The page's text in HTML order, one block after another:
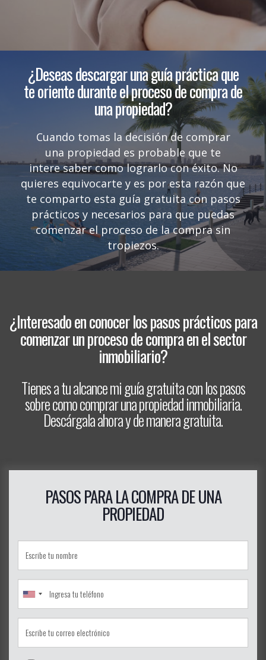
¿Deseas descargar una guía práctica que
te oriente durante el proceso de compra de
una propiedad?
Cuando tomas la decisión de comprar
una propiedad es probable que te
intere saber como lograrlo con éxito. No
quieres equivocarte y es por esta razón que
te comparto esta guía gratuita con pasos
prácticos y necesarios para que puedas
comenzar el proceso de la compra sin
tropiezos.
¿Interesado en conocer los pasos prácticos para
comenzar un proceso de compra en el sector
inmobiliario?
Tienes a tu alcance mi guía gratuita con los pasos
sobre como comprar una propiedad inmobiliaria.
Descárgala ahora y de manera gratuita.
PASOS PARA LA COMPRA DE UNA
PROPIEDAD